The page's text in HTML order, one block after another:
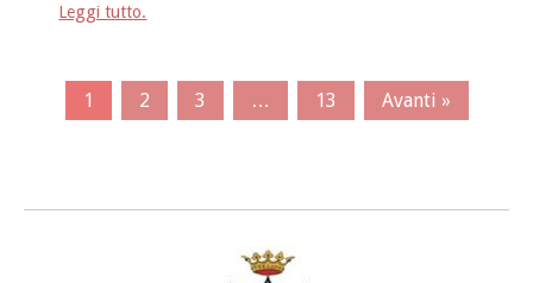
Leggi tutto.
1 2 3 … 13 Avanti »